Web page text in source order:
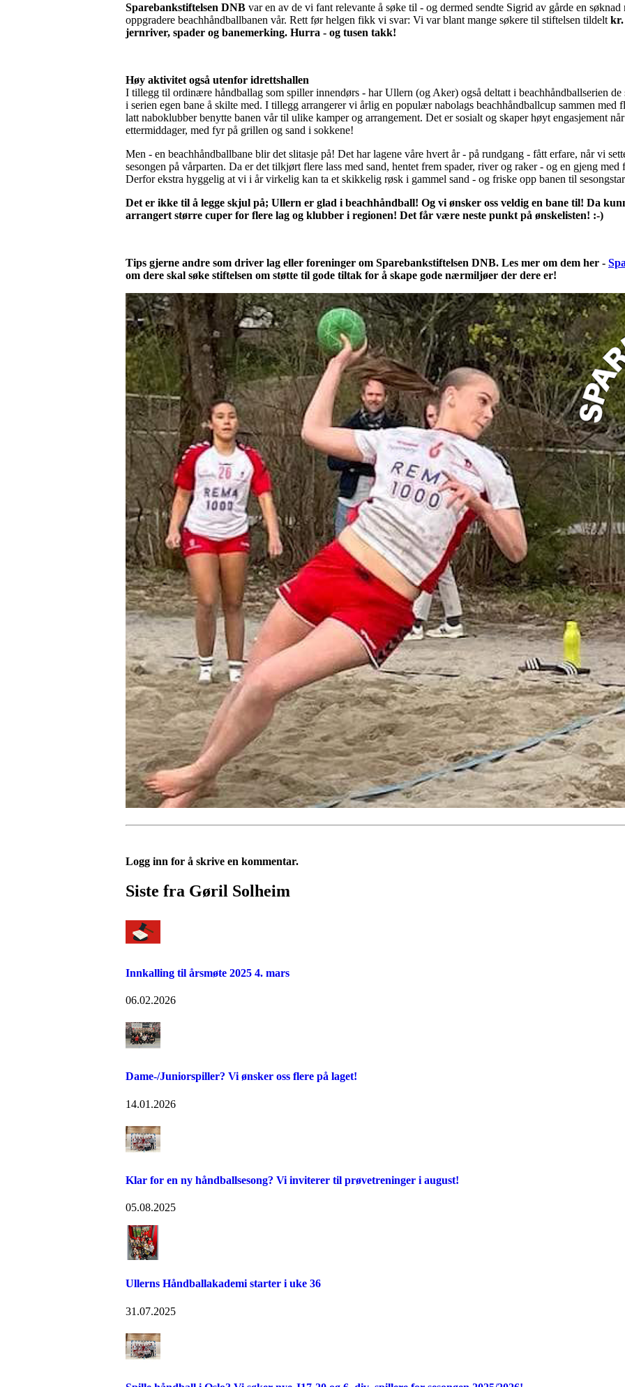
Sparebankstiftelsen DNB var en av de vi fant relevante å søke til - og dermed sendte Sigrid av gårde en
oppgradere beachhåndballbanen vår. Rett før helgen fikk vi svar: Vi var blant mange søkere til stiftelsen tildelt kr.
jernriver, spader og banemerking. Hurra - og tusen takk!
Høy aktivitet også utenfor idrettshallen
I tillegg til ordinære håndballag som spiller innendørs - har Ullern (og Aker) også deltatt i beachhåndballserien
i serien egen bane å skilte med. I tillegg arrangerer vi årlig en populær nabolags beachhåndballcup sammen med
latt naboklubber benytte banen vår til ulike kamper og arrangement. Det er sosialt og skaper høyt engasjement
ettermiddager, med fyr på grillen og sand i sokkene!
Men - en beachhåndballbane blir det slitasje på! Det har lagene våre hvert år - på rundgang - fått erfare, når vi
sesongen på vårparten. Da er det tilkjørt flere lass med sand, hentet frem spader, river og raker - og en gjeng
Derfor ekstra hyggelig at vi i år virkelig kan ta et skikkelig røsk i gammel sand - og friske opp banen til
Det er ikke til å legge skjul på; Ullern er glad i beachhåndball! Og vi ønsker oss veldig en bane til! Da
arrangert større cuper for flere lag og klubber i regionen! Det får være neste punkt på ønskelisten! :-)
Tips gjerne andre som driver lag eller foreninger om Sparebankstiftelsen DNB. Les mer om dem her -
om dere skal søke stiftelsen om støtte til gode tiltak for å skape gode nærmiljøer der dere er!
Logg inn for å skrive en kommentar.
Siste fra Gøril Solheim
Innkalling til årsmøte 2025 4. mars
06.02.2026
Dame-/Juniorspiller? Vi ønsker oss flere på laget!
14.01.2026
Klar for en ny håndballsesong? Vi inviterer til prøvetreninger i august!
05.08.2025
Ullerns Håndballakademi starter i uke 36
31.07.2025